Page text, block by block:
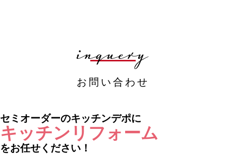
inquery
お問い合わせ
セミオーダーのキッチンデポに
キッチンリフォーム
をお任せください！